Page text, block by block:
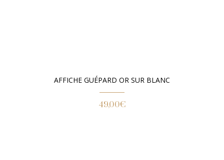
AFFICHE GUÉPARD OR SUR BLANC
49,00€